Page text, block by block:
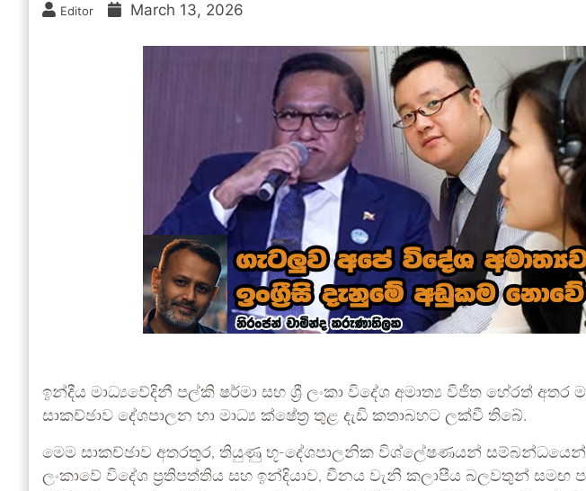
Editor March 13, 2026
ඉන්දීය මාධ්‍යවේදිනී පල්කි ෂර්මා සහ ශ්‍රී ලංකා විදේශ අමාත්‍ය විජිත හේරත් අතර
සාකච්ඡාව දේශපාලන හා මාධ්‍ය ක්ෂේත්‍ර තුළ දැඩි කතාබහට ලක්වී තිබේ.
මෙම සාකච්ඡාව අතරතුර, තියුණු භූ-දේශපාලනික විශ්ලේෂණයන් සම්බන්ධයෙන්
ලංකාවේ විදේශ ප්‍රතිපත්තිය සහ ඉන්දියාව, චීනය වැනි කලාපීය බලවතුන් සමඟ